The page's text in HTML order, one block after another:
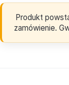
Produkt
zamówienie.